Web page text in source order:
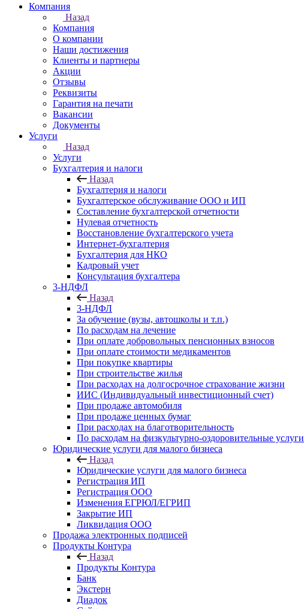
Компания
Назад
Компания
О компании
Наши достижения
Клиенты и партнеры
Акции
Отзывы
Реквизиты
Гарантия на печати
Вакансии
Документы
Услуги
Назад
Услуги
Бухгалтерия и налоги
Назад
Бухгалтерия и налоги
Бухгалтерское обслуживание ООО и ИП
Составление бухгалтерской отчетности
Нулевая отчетность
Восстановление бухгалтерского учета
Интернет-бухгалтерия
Бухгалтерия для НКО
Кадровый учет
Консультация бухгалтера
3-НДФЛ
Назад
3-НДФЛ
За обучение (вузы, автошколы и т.п.)
По расходам на лечение
При оплате добровольных пенсионных взносов
При оплате стоимости медикаментов
При покупке квартиры
При строительстве жилья
При расходах на долгосрочное страхование жизни
ИИС (Индивидуальный инвестиционный счет)
При продаже автомобиля
При продаже ценных бумаг
При расходах на благотворительность
По расходам на физкультурно-оздоровительные услуги
Юридические услуги для малого бизнеса
Назад
Юридические услуги для малого бизнеса
Регистрация ИП
Регистрация ООО
Изменения ЕГРЮЛ/ЕГРИП
Закрытие ИП
Ликвидация ООО
Продажа электронных подписей
Продукты Контура
Назад
Продукты Контура
Банк
Экстерн
Диадок